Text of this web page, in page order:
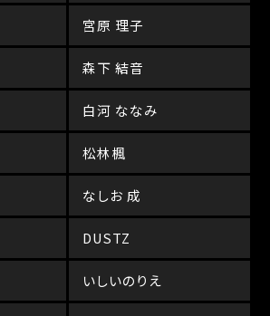
宮原 理子
森下 結音
白河 ななみ
松林楓
なしお 成
DUSTZ
いしいのりえ